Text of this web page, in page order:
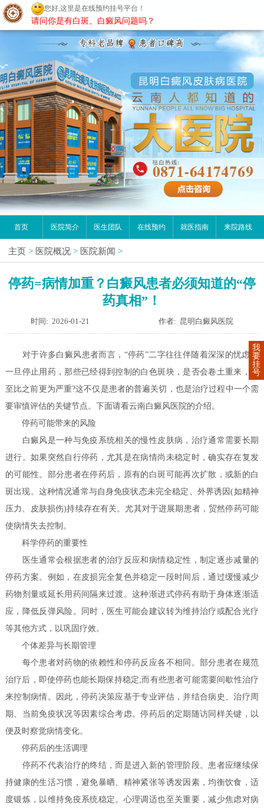
昆明白癜风医院
首页 医院简介 医生团队 在线预约 就医指南 来院路线
主页 > 医院概况 > 医院新闻 >
停药=病情加重？白癜风患者必须知道的“停
药真相”！
时间: 2026-01-21 作者: 昆明白癜风医院
对于许多白癜风患者而言，“停药”二字往往伴随着深深的忧虑：
一旦停止用药，那些已经得到控制的白色斑块，是否会卷土重来，甚
至比之前更为严重?这不仅是患者的普遍关切，也是治疗过程中一个需
要审慎评估的关键节点。下面请看云南白癜风医院的介绍。
停药可能带来的风险
白癜风是一种与免疫系统相关的慢性皮肤病，治疗通常需要长期
进行。如果突然自行停药，尤其是在病情尚未稳定时，确实存在复发
的可能性。部分患者在停药后，原有的白斑可能再次扩散，或新的白
斑出现。这种情况通常与自身免疫状态未完全稳定、外界诱因(如精神
压力、皮肤损伤)持续存在有关。尤其对于进展期患者，贸然停药可能
使病情失去控制。
科学停药的重要性
医生通常会根据患者的治疗反应和病情稳定性，制定逐步减量的
停药方案。例如，在皮损完全复色并稳定一段时间后，通过缓慢减少
药物剂量或延长用药间隔来过渡。这种渐进式停药有助于身体逐渐适
应，降低反弹风险。同时，医生可能会建议转为维持治疗或配合光疗
等其他方式，以巩固疗效。
个体差异与长期管理
每个患者对药物的依赖性和停药反应各不相同。部分患者在规范
治疗后，即使停药也能长期保持稳定;而有些患者可能需要间歇性治疗
来控制病情。因此，停药决策应基于专业评估，并结合病史、治疗周
期、当前免疫状况等因素综合考虑。停药后的定期随访同样关键，以
便及时察觉病情变化。
停药后的生活调理
停药不代表治疗的终结，而是进入新的管理阶段。患者应继续保
持健康的生活习惯，避免暴晒、精神紧张等诱发因素，均衡饮食，适
度锻炼，以维持免疫系统稳定。心理调适也至关重要，减少焦虑对病
我
要
挂
号
您好,这里是在线预约挂号平台！
请问你是有白斑、白癜风问题吗？